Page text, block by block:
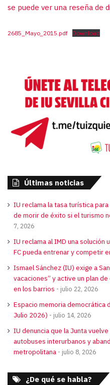
se puede ver una reseña de
2685_Mayo_2015.pdf Download
Últimas noticias
IU reclama la tasa turística
de morir de éxito si el turismo
7, 2026
IU reclama al IMD una solución
FC pueda entrenar y competir
Ismael Sánchez (IU) exige a
vacaciones” y active un plan
en los barrios
julio 22, 2026
Espacio memoria democrática
Julio 2026)
julio 14, 2026
IU denuncia que la Junta
autobuses interurbanos y
metropolitana
julio 8, 2026
¿De qué se habla?